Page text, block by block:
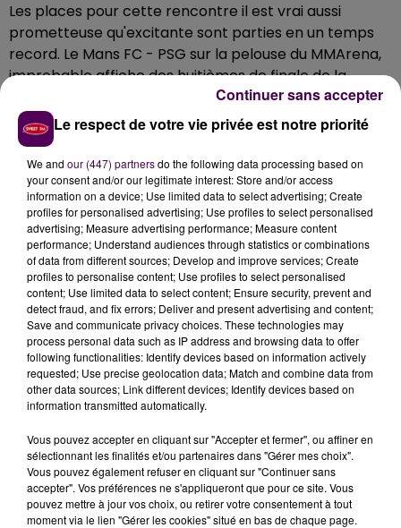
Les places pour cette rencontre il est vrai aussi
prometteuse qu'excitante sont parties en un temps
record. Le Mans FC - PSG sur la pelouse du MMArena,
improbable affiche des huitièmes de finale de la
Coupe de la Ligue le 18 décembre, se disputera de
toute évidence à guichets fermés. Si l'on n'a pas réussi
à avoir de places pour ce match, on pourra se
consoler dans le centre-ville du Mans : un écran géant
sera installé dans l'îlot commercial dela Visitation
haut de la rue Gambetta, sur la grande esplanade du
cloître. Places limitées à 2 500 personnes. Le coup
d'envoi de la rencontre sera donné à 21h05. Là-
encore, mieux vaut arriver un peu en avance !
À LA UNE
Le respect de votre vie privée est notre priorité
We and our (447) partnersdo the following data processing based on
your consent and/or our legitimate interest: Store and/or access
information on a device; Use limited data to select advertising; Create
profiles for personalised advertising; Use profiles to select personalised
advertising; Measure advertising performance; Measure content
performance; Understand audiences through statistics or combinations
of data from different sources; Develop and improve services; Create
profiles to personalise content; Use profiles to select personalised
content; Use limited data to select content; Ensure security, prevent and
detect fraud, and fix errors; Deliver and present advertising and content;
Save and communicate privacy choices. These technologies may
process personal data such as IP address and browsing data to offer
following functionalities: Identify devices based on information actively
requested; Use precise geolocation data; Match and combine data from
other data sources; Link different devices; Identify devices based on
information transmitted automatically.
Vous pouvez accepter en cliquant sur "Accepter et fermer", ou affiner en
sélectionnant les finalités et/ou partenaires dans "Gérer mes choix".
Vous pouvez également refuser en cliquant sur "Continuer sans
accepter". Vos préférences ne s'appliqueront que pour ce site. Vous
pouvez mettre à jour vos choix, ou retirer votre consentement à tout
moment via le lien "Gérer les cookies" situé en bas de chaque page.
Continuer sans accepter